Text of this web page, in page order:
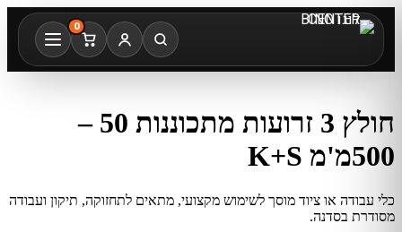
0
חולץ 3 זרועות מתכוננות 50 –
500מ'מ K+S
כלי עבודה או ציוד מוסך לשימוש מקצועי, מתאים לתחזוקה, תיקון ועבודה
מסודרת בסדנה.